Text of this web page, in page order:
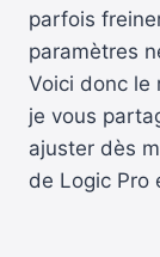
parfois
paramètres
Voici donc le
je vous
ajuster dès
de Logic Pro